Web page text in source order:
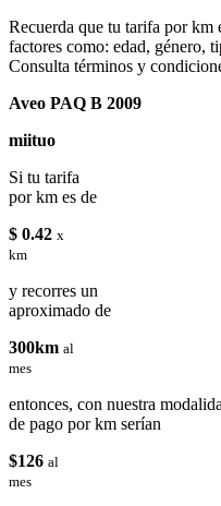
Recuerda que tu tarifa por km
factores como: edad, género,
Consulta términos y
Aveo PAQ B 2009
miituo
Si tu tarifa
por km es de
$ 0.42 x
km
y recorres un
aproximado de
300km al
mes
entonces, con nuestra
de pago por km serían
$126 al
mes